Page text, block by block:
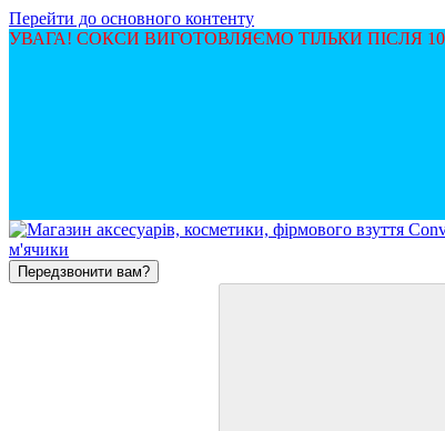
Перейти до основного контенту
УВАГА! СОКСИ ВИГОТОВЛЯЄМО ТІЛЬКИ ПІСЛЯ
Передзвонити вам?